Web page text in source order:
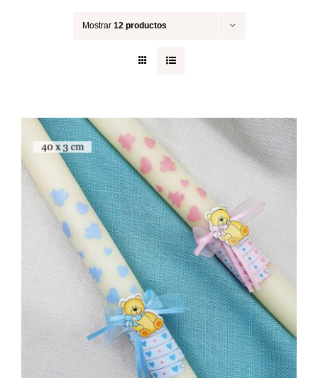
Mostrar 12 productos